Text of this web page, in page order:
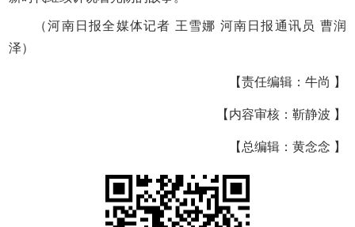
（河南日报全媒体记者 王雪娜 河南日报通讯员 曹润
泽）
【责任编辑：牛尚 】
【内容审核：靳静波 】
【总编辑：黄念念 】